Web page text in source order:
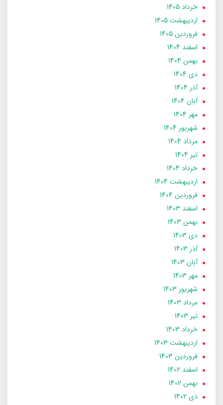
خرداد 1405
ارديبهشت 1405
فروردین 1405
اسفند 1404
بهمن 1404
دی 1404
آذر 1404
آبان 1404
مهر 1404
شهریور 1404
مرداد 1404
تير 1404
خرداد 1404
ارديبهشت 1404
فروردین 1404
اسفند 1403
بهمن 1403
دی 1403
آذر 1403
آبان 1403
مهر 1403
شهریور 1403
مرداد 1403
تير 1403
خرداد 1403
ارديبهشت 1403
فروردین 1403
اسفند 1402
بهمن 1402
دی 1402